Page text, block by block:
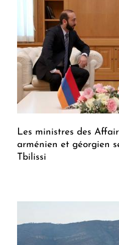
Les ministres des
arménien et géorgien
Tbilissi